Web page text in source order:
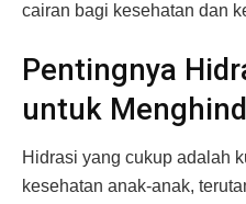
cairan bagi kesehatan dan
Pentingnya
untuk
Hidrasi yang cukup adalah
kesehatan anak-anak,